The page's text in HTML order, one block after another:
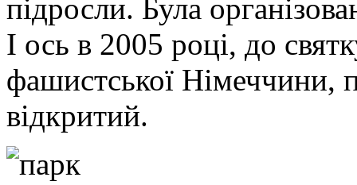
підросли. Була
І ось в 2005 році, до
фашистської Німеччини,
відкритий.